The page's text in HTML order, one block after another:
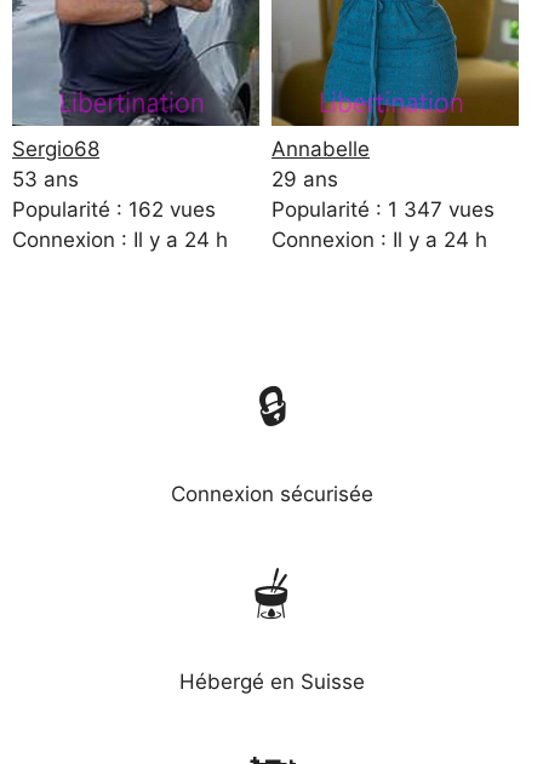
Sergio68
53 ans
Popularité : 162 vues
Connexion : Il y a 24 h
Annabelle
29 ans
Popularité : 1 347 vues
Connexion : Il y a 24 h
🔒
Connexion sécurisée
🫕
Hébergé en Suisse